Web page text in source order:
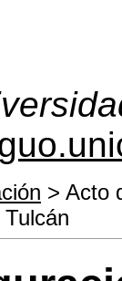
> Acto